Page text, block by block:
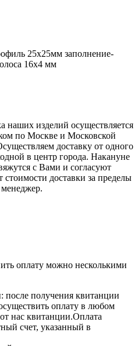
25х25мм заполнение-
16х4 мм
наших изделий осуществляется
по Москве и Московской
доставку от одного
в центр города. Накануне
с Вами и согласуют
стоимости доставки за пределы
оплату можно несколькими
получения квитанции
оплату в любом
нас квитанции.Оплата
счет, указанный в